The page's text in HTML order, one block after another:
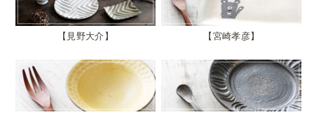
見野大介 宮崎孝彦